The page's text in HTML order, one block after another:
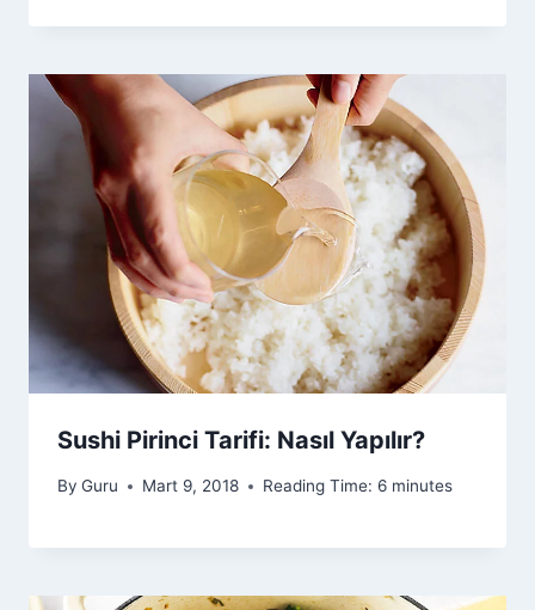
Sushi Pirinci Tarifi: Nasıl Yapılır?
By Guru Mart 9, 2018 Reading Time: 6 minutes